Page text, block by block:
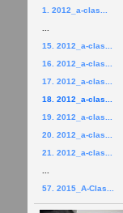
1. 2012_a-clas...
15. 2012_a-clas...
16. 2012_a-clas...
17. 2012_a-clas...
18. 2012_a-clas...
19. 2012_a-clas...
20. 2012_a-clas...
21. 2012_a-clas...
57. 2015_A-Clas...